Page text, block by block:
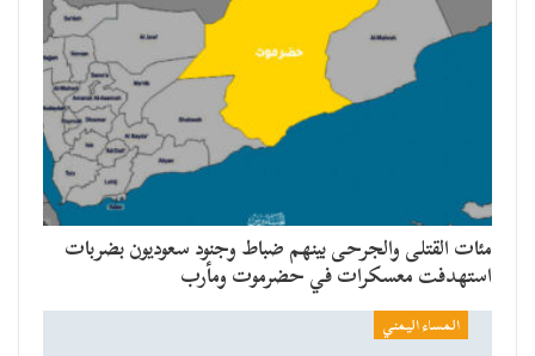
مئات القتلى والجرحى بينهم ضباط وجنود سعوديون بضربات
استهدفت معسكرات في حضرموت ومأرب
المساء اليمني